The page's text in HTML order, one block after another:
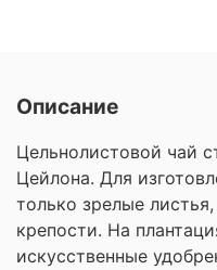
Описание
Цельнолистовой чай
Цейлона. Для
только зрелые
крепости. На
искусственные